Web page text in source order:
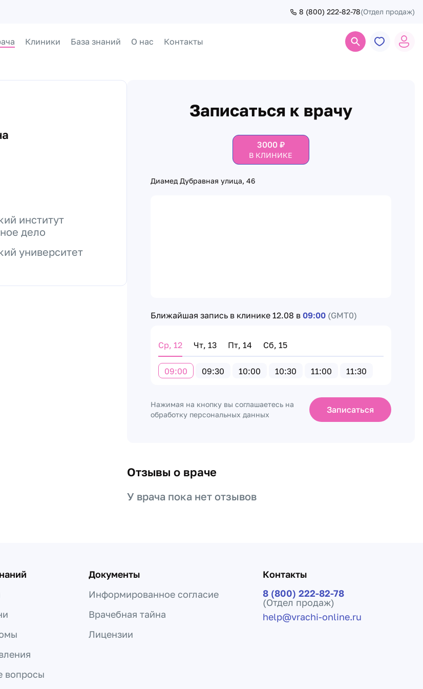
8 (800) 222-82-78(Отдел продаж)
Клиники База знаний О нас Контакты
институт
дело
университет
Записаться к врачу
3000₽
В КЛИНИКЕ
Диамед Дубравная улица, 46
Ближайшая запись в клинике 12.08 в 09:00 (GMT0)
Ср, 12 Чт, 13 Пт, 14 Сб, 15
09:00 09:30 10:00 10:30 11:00 11:30
Нажимая на кнопку вы соглашаетесь на
обработку персональных данных
Записаться
Отзывы о враче
У врача пока нет отзывов
вопросы
Документы
Информированное согласие
Врачебная тайна
Лицензии
Контакты
8 (800) 222-82-78
(Отдел продаж)
help@vrachi-online.ru